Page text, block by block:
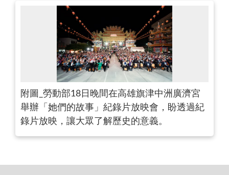
附圖_勞動部18日晚間在高雄旗津中洲廣濟宮
舉辦「她們的故事」紀錄片放映會，盼透過紀
錄片放映，讓大眾了解歷史的意義。